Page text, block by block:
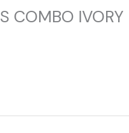
COMBO IVORY